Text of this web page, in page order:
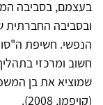
בעצמם, בסביבה
ובסביבה החברתית
הנפשי. חשיפת
חשוב ומרכזי
שמוציא את בן
(קויפמן, 2008).